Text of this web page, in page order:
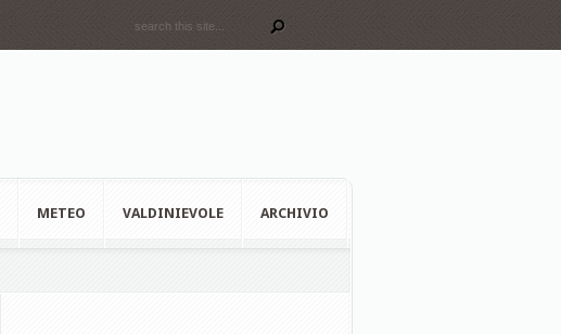
METEO VALDINIEVOLE ARCHIVIO